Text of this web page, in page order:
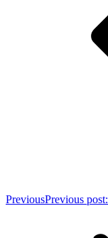
PreviousPrevious post: